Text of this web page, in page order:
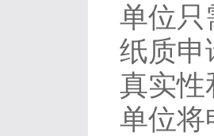
单位只
纸质申
真实性
单位将